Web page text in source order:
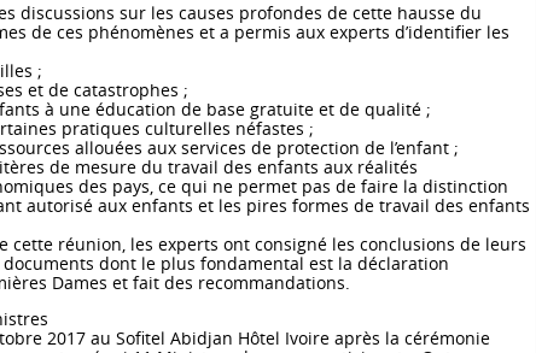
discussions sur les causes profondes de cette hausse du
de ces phénomènes et a permis aux experts d’identifier les
;
et de catastrophes ;
à une éducation de base gratuite et de qualité ;
pratiques culturelles néfastes ;
allouées aux services de protection de l’enfant ;
de mesure du travail des enfants aux réalités
des pays, ce qui ne permet pas de faire la distinction
autorisé aux enfants et les pires formes de travail des enfants
cette réunion, les experts ont consigné les conclusions de leurs
dont le plus fondamental est la déclaration
Dames et fait des recommandations.
2017 au Sofitel Abidjan Hôtel Ivoire après la cérémonie